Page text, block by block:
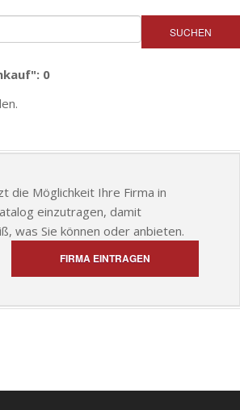
SUCHEN
0
die Möglichkeit Ihre Firma in
einzutragen, damit
was Sie können oder anbieten.
FIRMA EINTRAGEN